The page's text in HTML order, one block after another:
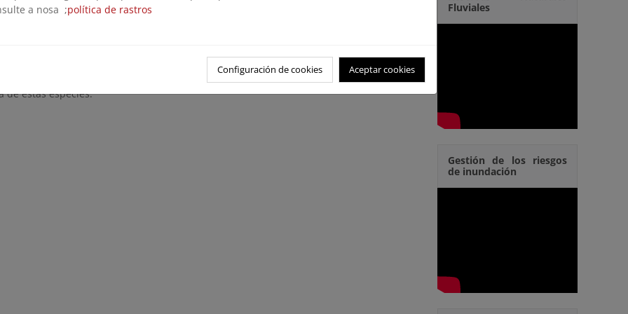
los datos históricos que muestran la evolución de estas especies a lo largo del tiempo.
en constante actualización, la información del visor nos permitirá observar la evolución de
de estas especies.
Fluviales
Gestión de los riesgos
de inundación
a nosa ;política de rastros
Configuración de cookies Aceptar cookies